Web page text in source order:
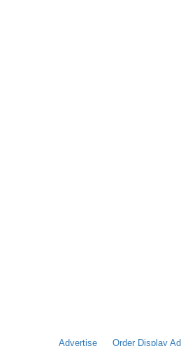
Advertise Order Display Ad